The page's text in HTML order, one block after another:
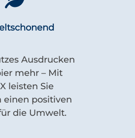
Ausdrucken
mehr – Mit
leisten Sie
einen positiven
die Umwelt.